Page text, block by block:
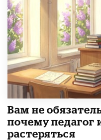
​Вам не
почему педагог
растеряться